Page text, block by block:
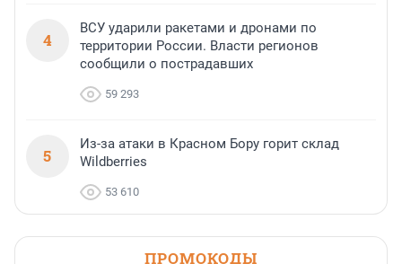
4
ВСУ ударили ракетами и дронами по
территории России. Власти регионов
сообщили о пострадавших
59 293
5
Из-за атаки в Красном Бору горит склад
Wildberries
53 610
ПРОМОКОДЫ